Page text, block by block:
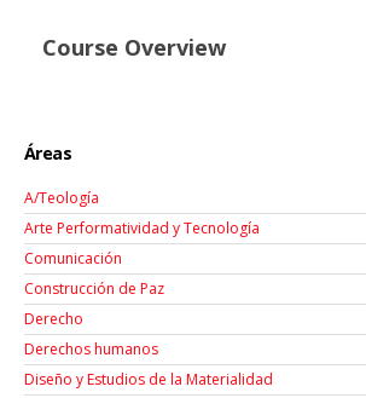
Course Overview
Áreas
A/Teología
Arte Performatividad y Tecnología
Comunicación
Construcción de Paz
Derecho
Derechos humanos
Diseño y Estudios de la Materialidad